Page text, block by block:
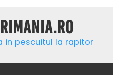
in pescuitul la rapitor